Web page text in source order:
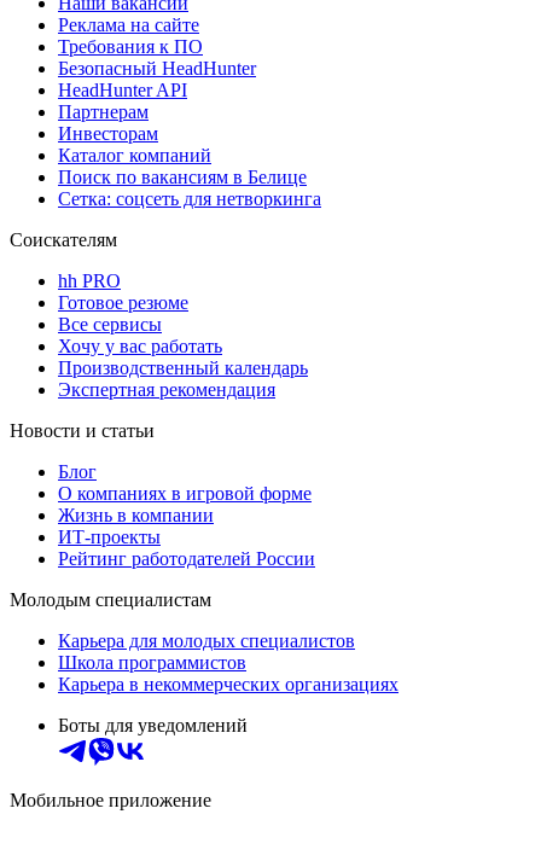
Реклама на сайте
Требования к ПО
Безопасный HeadHunter
HeadHunter API
Партнерам
Инвесторам
Каталог компаний
Поиск по вакансиям в Белице
Сетка: соцсеть для нетворкинга
Соискателям
hh PRO
Готовое резюме
Все сервисы
Хочу у вас работать
Производственный календарь
Экспертная рекомендация
Новости и статьи
Блог
О компаниях в игровой форме
Жизнь в компании
ИТ-проекты
Рейтинг работодателей России
Молодым специалистам
Карьера для молодых специалистов
Школа программистов
Карьера в некоммерческих организациях
Боты для уведомлений
Мобильное приложение